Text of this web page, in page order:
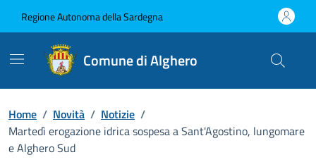
Regione Autonoma della Sardegna
Comune di Alghero
Home / Novità / Notizie /
Martedì erogazione idrica sospesa a Sant'Agostino, lungomare
e Alghero Sud